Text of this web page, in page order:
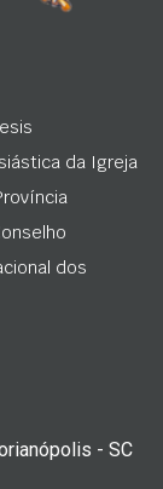
da Igreja
dos
- SC